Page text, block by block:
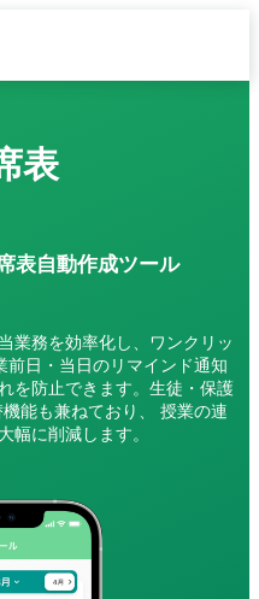
表
表自動作成ツール
業務を効率化し、ワンクリッ
日・当日のリマインド通知
を防止できます。生徒・保護
能も兼ねており、 授業の連
幅に削減します。